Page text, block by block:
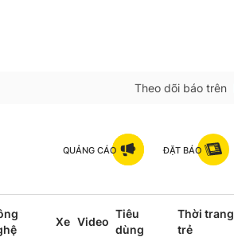
Theo dõi báo trên
QUẢNG CÁO ĐẶT BÁO
Xe Video
Tiêu
dùng
Thời trang
trẻ